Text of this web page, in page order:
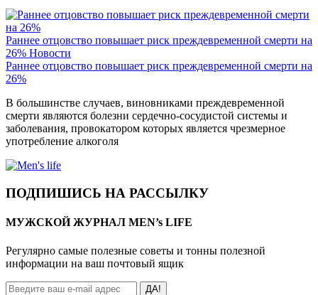
Раннее отцовство повышает риск преждевременной смерти на
26% Новости
Раннее отцовство повышает риск преждевременной смерти на
26%
В большинстве случаев, виновниками преждевременной
смерти являются болезни сердечно-сосудистой системы и
заболевания, провокатором которых является чрезмерное
употребление алкоголя
ПОДПИШИСЬ НА РАССЫЛКУ
МУЖСКОЙ ЖУРНАЛ MEN’s LIFE
Регулярно самые полезные советы и тонны полезной
информации на ваш почтовый ящик
ДА!